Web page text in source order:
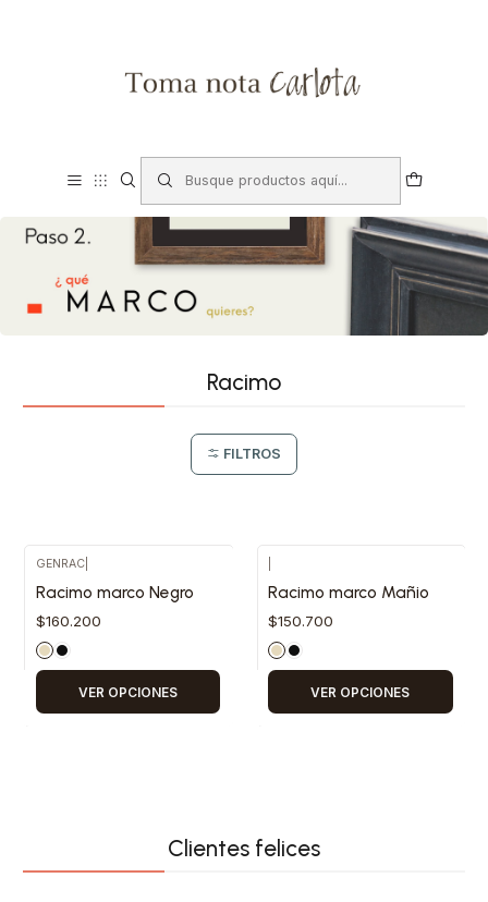
Racimo
FILTROS
GENRAC|
Racimo marco Negro
$160.200
VER OPCIONES
Racimo marco Mañio
$150.700
VER OPCIONES
Clientes felices